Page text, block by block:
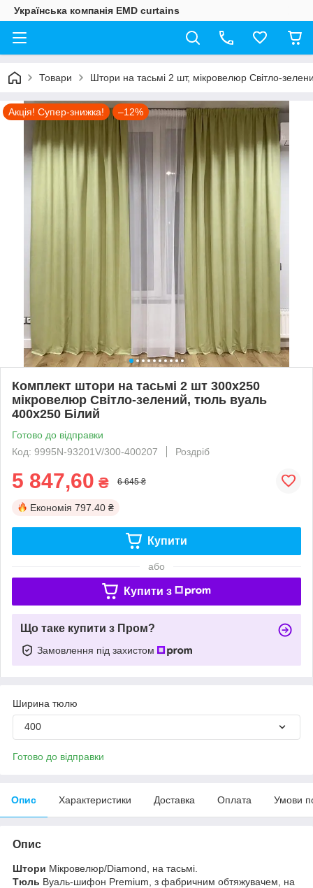
Українська компанія EMD curtains
Товари Штори на тасьмі 2 шт, мікровелюр Світло-
Акція! Супер-знижка! –12%
Комплект штори на тасьмі 2 шт 300х250
мікровелюр Світло-зелений, тюль вуаль
400х250 Білий
Готово до відправки
Код: 9995N-93201V/300-400207
Роздріб
5 847,60 ₴ 6 645 ₴
Економія 797.40 ₴
Купити
або
Купити з
Що таке купити з Пром?
Замовлення під захистом
Ширина тюлю
400
Готово до відправки
Опис Характеристики Доставка Оплата Умови
Опис
Штори Мікровелюр/Diamond, на тасьмі.
Тюль Вуаль-шифон Premium, з фабричним обтяжувачем, на